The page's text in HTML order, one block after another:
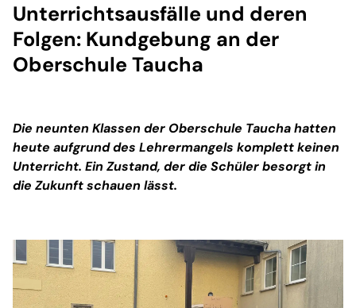
Unterrichtsausfälle und deren
Folgen: Kundgebung an der
Oberschule Taucha
Die neunten Klassen der Oberschule Taucha hatten
heute aufgrund des Lehrermangels komplett keinen
Unterricht. Ein Zustand, der die Schüler besorgt in
die Zukunft schauen lässt.